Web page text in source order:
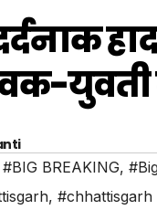
युवती
#BIG BREAKING,
, #chhattisgarh